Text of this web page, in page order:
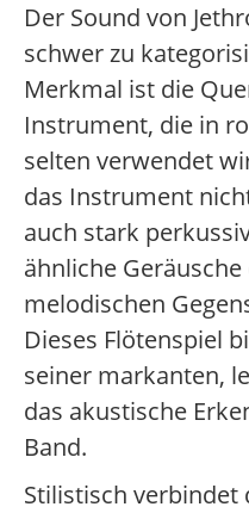
Der Sound von
schwer zu
Merkmal ist die
Instrument, die in
selten verwendet
das Instrument
auch stark
ähnliche
melodischen
Dieses Flötenspiel
seiner markanten,
das akustische
Band.
Stilistisch verbindet